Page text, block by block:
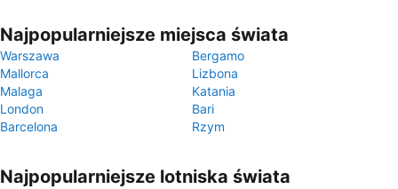
Najpopularniejsze miejsca świata
Warszawa
Bergamo
Mallorca
Lizbona
Malaga
Katania
London
Bari
Barcelona
Rzym
Najpopularniejsze lotniska świata